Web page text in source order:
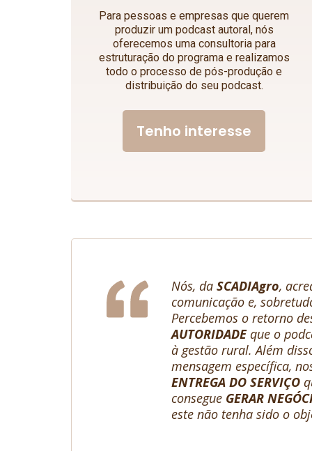
Para pessoas e empresas que querem
produzir um podcast autoral, nós
oferecemos uma consultoria para
estruturação do programa e realizamos
todo o processo de pós-produção e
distribuição do seu podcast.
Tenho interesse
Nós, daSCADIAgro,
comunicação e,
Percebemos o retorno
AUTORIDADEque o
à gestão rural. Além
mensagem específica,
ENTREGA DO SERVIÇO
consegue GERAR
este não tenha sido o